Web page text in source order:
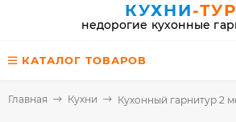
КУХНИ-ТУР
недорогие кухонные
КАТАЛОГ ТОВАРОВ
Главная Кухни Кухонный гарнитур 2